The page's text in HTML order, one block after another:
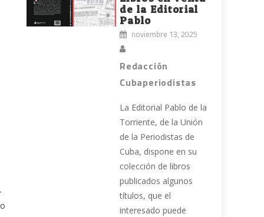
de la Editorial
Pablo
noviembre 13, 2025
Redacción
Cubaperiodistas
La Editorial Pablo de la
Torriente, de la Unión
de la Periodistas de
Cuba, dispone en su
colección de libros
publicados algunos
títulos, que el
interesado puede